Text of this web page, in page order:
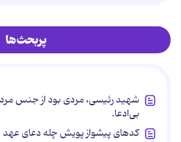
پربحث‌ها
شهید رئیسی، مردی بود از جنس
بی‌ادعا.
کدهای پیشواز پویش چله دعای عهد